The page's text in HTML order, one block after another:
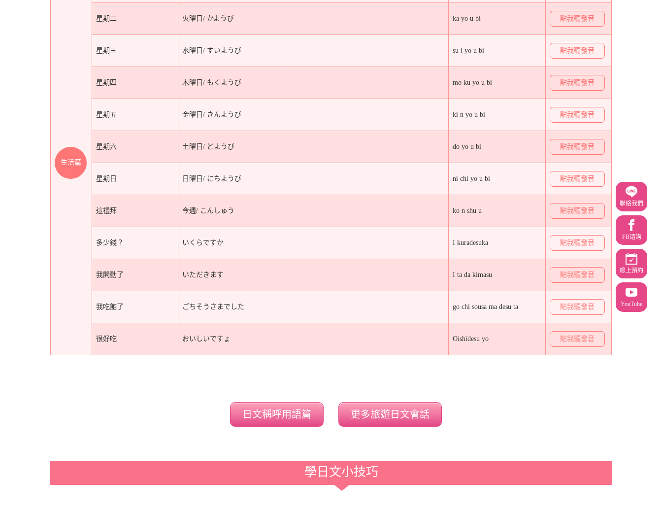
生活篇
星期二 火曜日/ かようび ka yo u bi 點我聽發音
星期三 水曜日/ すいようび su i yo u bi 點我聽發音
星期四 木曜日/ もくようび mo ku yo u bi 點我聽發音
星期五 金曜日/ きんようび ki n yo u bi 點我聽發音
星期六 土曜日/ どようび do yo u bi 點我聽發音
星期日 日曜日/ にちようび ni chi yo u bi 點我聽發音
這禮拜 今週/ こんしゅう ko n shu u 點我聽發音
多少錢？ いくらですか I kuradesuka 點我聽發音
我開動了 いただきます I ta da kimasu 點我聽發音
我吃飽了 ごちそうさまでした go chi sousa ma desu ta 點我聽發音
很好吃 おいしいですょ Oishīdesu yo 點我聽發音
日文稱呼用語篇 更多旅遊日文會話
學日文小技巧
聯絡我們
FB諮詢
線上預約
YouTube